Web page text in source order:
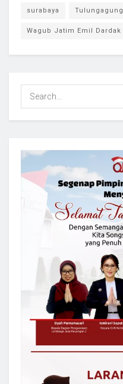
surabaya Tulungagung
Wagub Jatim Emil Dardak